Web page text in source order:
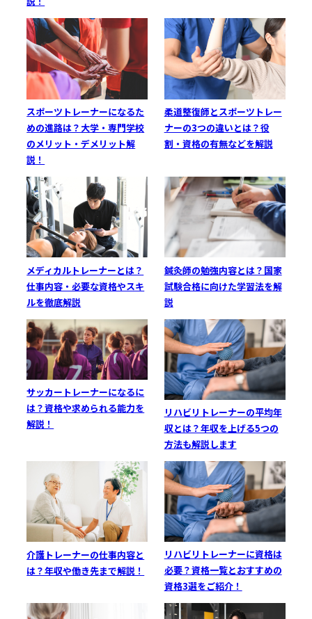
スポーツトレーナーになるた
めの進路は？大学・専門学校
のメリット・デメリット解
説！
柔道整復師とスポーツトレー
ナーの3つの違いとは？役
割・資格の有無などを解説
メディカルトレーナーとは？
仕事内容・必要な資格やスキ
ルを徹底解説
鍼灸師の勉強内容とは？国家
試験合格に向けた学習法を解
説
サッカートレーナーになるに
は？資格や求められる能力を
解説！
リハビリトレーナーの平均年
収とは？年収を上げる5つの
方法も解説します
介護トレーナーの仕事内容と
は？年収や働き先まで解説！
リハビリトレーナーに資格は
必要？資格一覧とおすすめの
資格3選をご紹介！